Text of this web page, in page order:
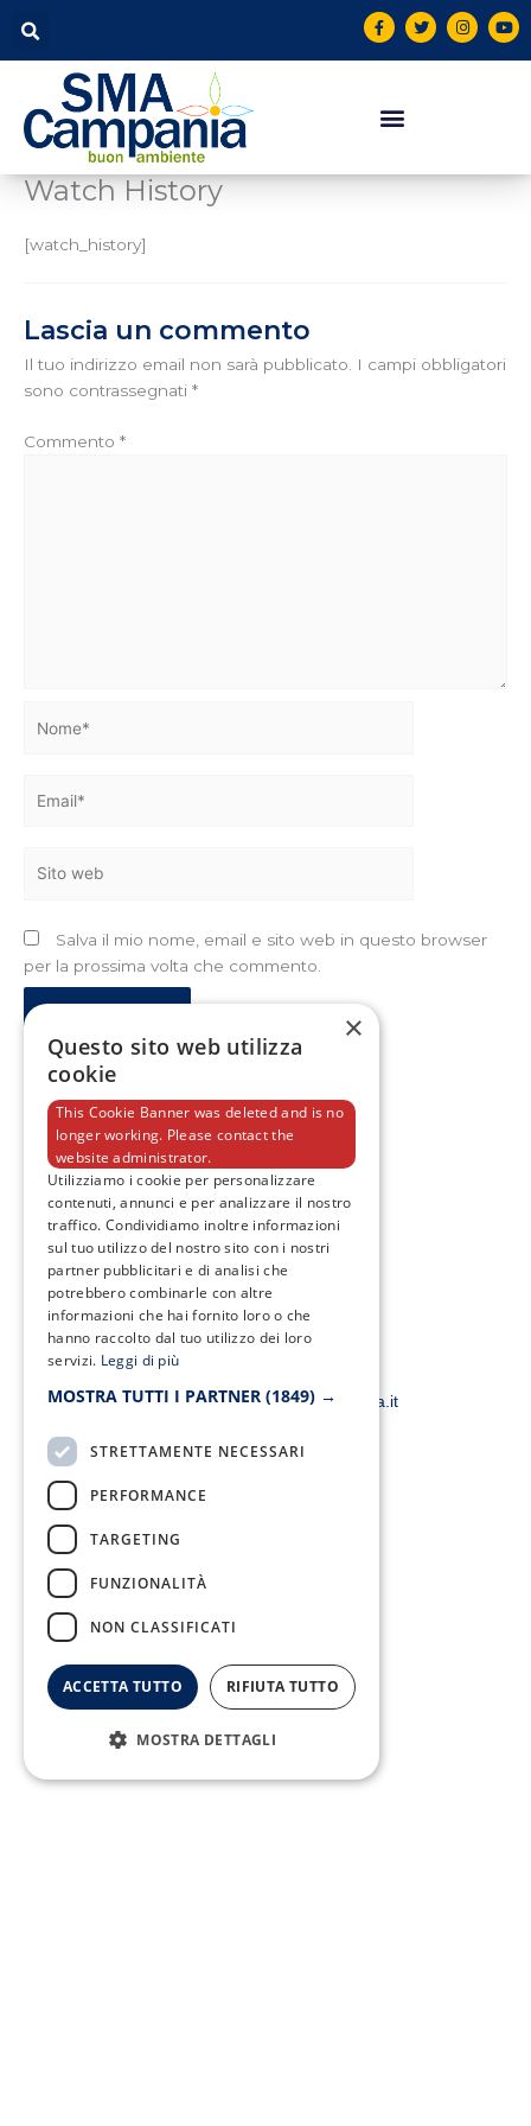
contenuto
F
a
c
e
o
k
T
w
i
t
I
n
s
t
Y
o
u
t
Watch History
[watch_history]
Lascia un commento
Il tuo indirizzo email non sarà pubblicato. I campi obbligatori
sono contrassegnati *
Commento *
web
Salva il mio nome, email e sito web in questo browser
per la prossima volta che commento.
Fax:
0823/21034
smacampaniaspa@pec.it –info@smacampania.it
b
T
w
i
t
t
e
r
I
n
t
a
g
r
a
m
Y
o
u
t
u
b
e
×
Questo sito web utilizza
cookie
This Cookie Banner was deleted and is no
longer working. Please contact the
website administrator.
Utilizziamo i cookie per personalizzare
contenuti, annunci e per analizzare il nostro
traffico. Condividiamo inoltre informazioni
sul tuo utilizzo del nostro sito con i nostri
partner pubblicitari e di analisi che
potrebbero combinarle con altre
informazioni che hai fornito loro o che
hanno raccolto dal tuo utilizzo dei loro
servizi. Leggi di più
MOSTRA TUTTI I PARTNER (1849) →
STRETTAMENTE NECESSARI
PERFORMANCE
TARGETING
FUNZIONALITÀ
NON CLASSIFICATI
ACCETTA TUTTO RIFIUTA TUTTO
MOSTRA DETTAGLI